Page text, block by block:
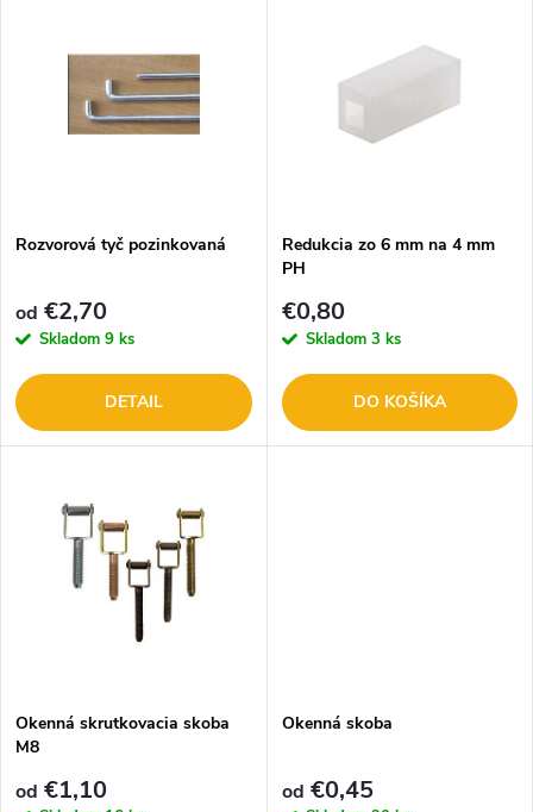
e
p
r
o
o
s
p
r
o
o
v
Rozvorová tyč pozinkovaná
od €2,70
Skladom 9 ks
DETAIL
Redukcia zo 6 mm na 4 mm
PH
€0,80
Skladom 3 ks
DO KOŠÍKA
Okenná skrutkovacia skoba
M8
od €1,10
Okenná skoba
od €0,45